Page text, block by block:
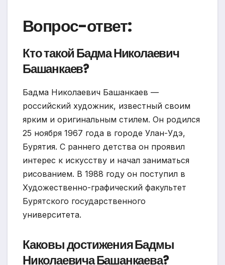
Вопрос-ответ:
Кто такой Бадма Николаевич
Башанкаев?
Бадма Николаевич Башанкаев —
российский художник, известный своим
ярким и оригинальным стилем. Он родился
25 ноября 1967 года в городе Улан-Удэ,
Бурятия. С раннего детства он проявил
интерес к искусству и начал заниматься
рисованием. В 1988 году он поступил в
Художественно-графический факультет
Бурятского государственного
университета.
Каковы достижения Бадмы
Николаевича Башанкаева?